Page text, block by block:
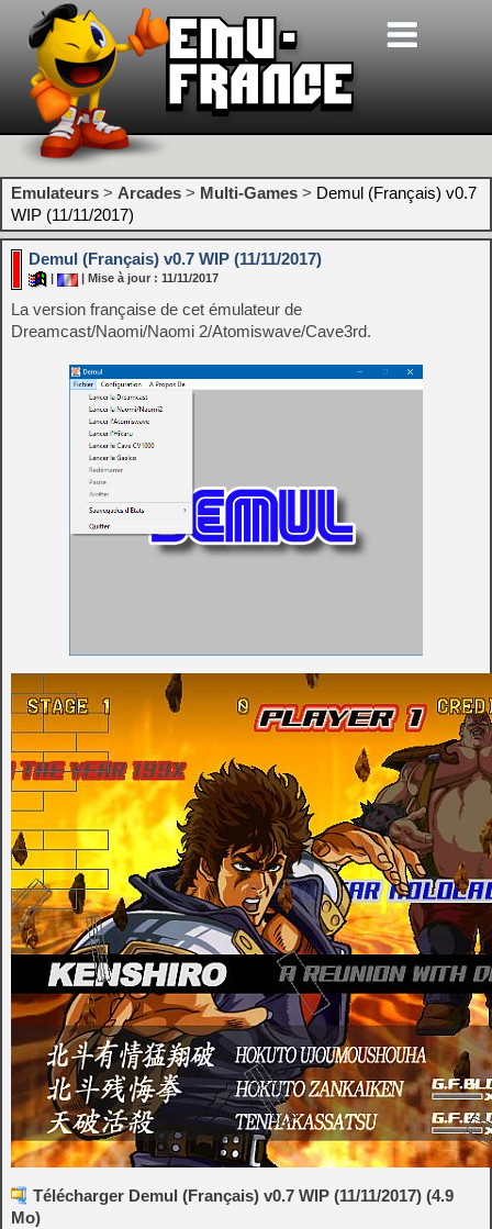
Emulateurs > Arcades > Multi-Games > Demul (Français) v0.7
WIP (11/11/2017)
Demul (Français) v0.7 WIP (11/11/2017)
| Mise à jour : 11/11/2017
La version française de cet émulateur de
Dreamcast/Naomi/Naomi 2/Atomiswave/Cave3rd.
Télécharger Demul (Français) v0.7 WIP (11/11/2017) (4.9
Mo)